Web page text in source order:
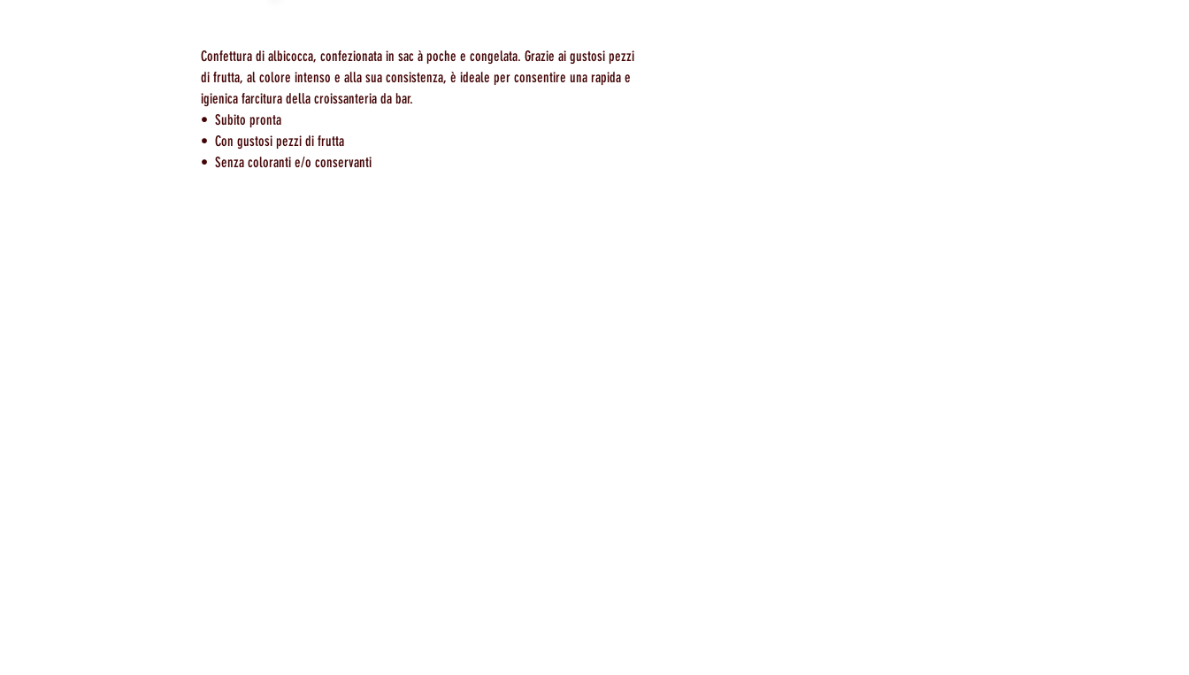
Confettura di albicocca, confezionata in sac à poche e congelata. Grazie ai gustosi pezzi
di frutta, al colore intenso e alla sua consistenza, è ideale per consentire una rapida e
igienica farcitura della croissanteria da bar.
• Subito pronta
• Con gustosi pezzi di frutta
• Senza coloranti e/o conservanti